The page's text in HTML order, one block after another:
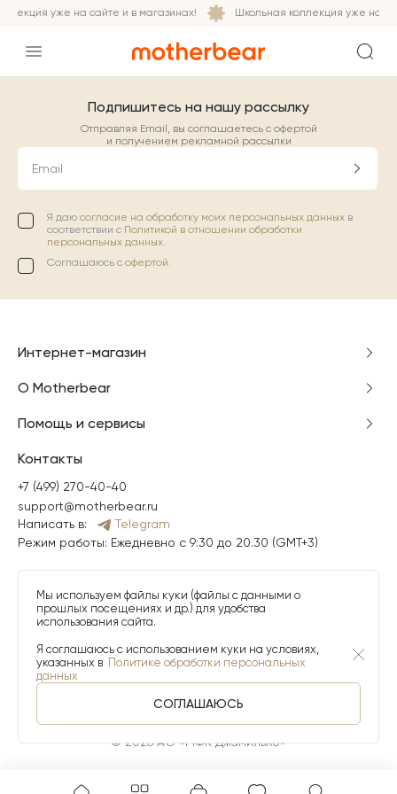
уже на сайте и в магазинах! Школьная коллекция уже на
Подпишитесь на нашу рассылку
Отправляя Email, вы соглашаетесь с офертой
и получением рекламной рассылки
Email
Я даю согласие на обработку моих персональных данных в
соответствии с Политикой в отношении обработки
персональных данных.
Соглашаюсь с офертой.
Интернет-магазин
О Motherbear
Помощь и сервисы
Контакты
+7 (499) 270-40-40
support@motherbear.ru
Написать в:
Telegram
Режим работы: Ежедневно с 9:30 до 20.30 (GMT+3)
© 2026 АО «МФК ДжамильКо»
Мы используем файлы куки (файлы с данными о
прошлых посещениях и др.) для удобства
использования сайта.
Я соглашаюсь с использованием куки на условиях,
указанных в Политике обработки персональных
данных
СОГЛАШАЮСЬ